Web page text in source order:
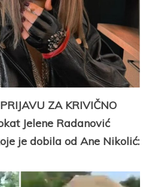
ZA KRIVIČNO
Jelene Radanović
je dobila od Ane Nikolić: